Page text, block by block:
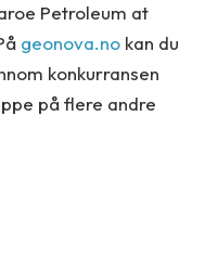
Petroleum at
geonova.no kan du
konkurransen
på flere andre